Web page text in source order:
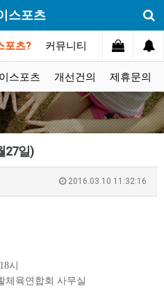
스포츠
포츠? 커뮤니티 포토스토리
스포츠 개선건의 제휴문의
27일)
2016.03.10 11:32:16
시
체육연합회 사무실